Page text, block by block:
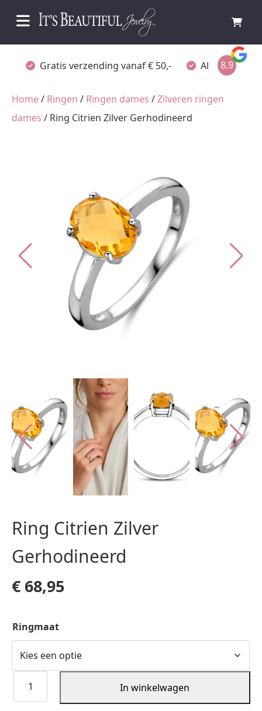
Gratis verzending vanaf € 50,- Altijd verpakt
8.9
Home/ Ringen / Ringen dames /Zilveren ringen
dames / Ring Citrien Zilver Gerhodineerd
Ring Citrien Zilver
Gerhodineerd
€ 68,95
Ringmaat
Ring
Citrien
In winkelwagen